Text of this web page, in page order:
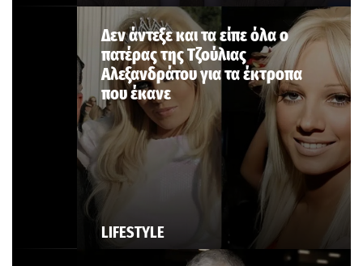
LIFESTYLE
Δεν άντεξε και τα είπε όλα ο
πατέρας της Τζούλιας
Αλεξανδράτου για τα έκτροπα
που έκανε